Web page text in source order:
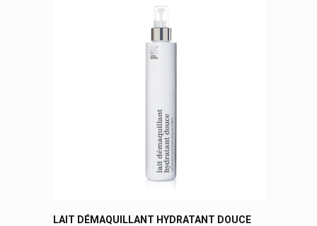
LAIT DÉMAQUILLANT HYDRATANT DOUCE